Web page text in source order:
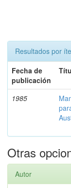
Resultados por
Fecha de
publicación
1985
Otras
Autor